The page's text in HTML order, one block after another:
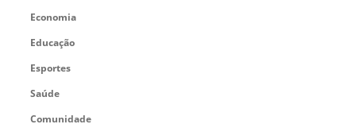
Economia
Educação
Esportes
Saúde
Comunidade